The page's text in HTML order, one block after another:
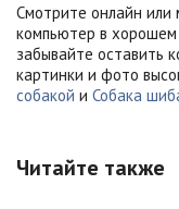
Смотрите онлайн или
компьютер в хорошем
забывайте оставить
картинки и фото
собакой и Собака
Читайте также